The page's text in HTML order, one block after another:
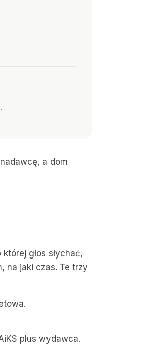
a dom
głos słychać,
na jaki czas. Te trzy
plus wydawca.